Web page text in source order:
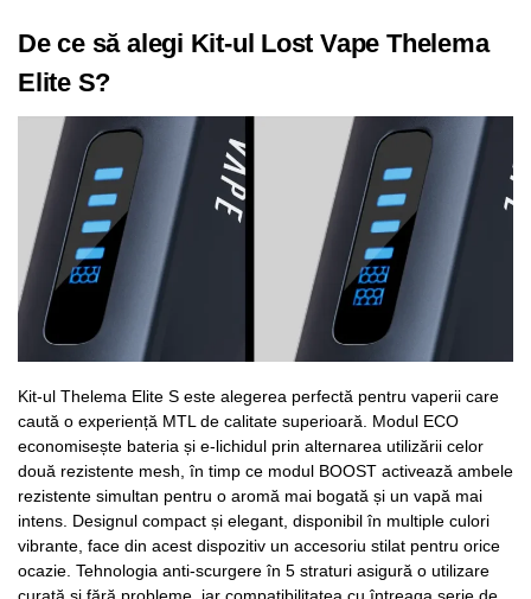
De ce să alegi Kit-ul Lost Vape Thelema
Elite S?
Kit-ul Thelema Elite S este alegerea perfectă pentru vaperii care
caută o experiență MTL de calitate superioară. Modul ECO
economisește bateria și e-lichidul prin alternarea utilizării celor
două rezistente mesh, în timp ce modul BOOST activează ambele
rezistente simultan pentru o aromă mai bogată și un vapă mai
intens. Designul compact și elegant, disponibil în multiple culori
vibrante, face din acest dispozitiv un accesoriu stilat pentru orice
ocazie. Tehnologia anti-scurgere în 5 straturi asigură o utilizare